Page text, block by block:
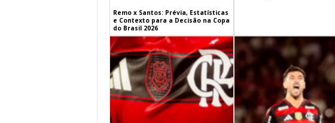
Remo x Santos: Prévia, Estatísticas
e Contexto para a Decisão na Copa
do Brasil 2026